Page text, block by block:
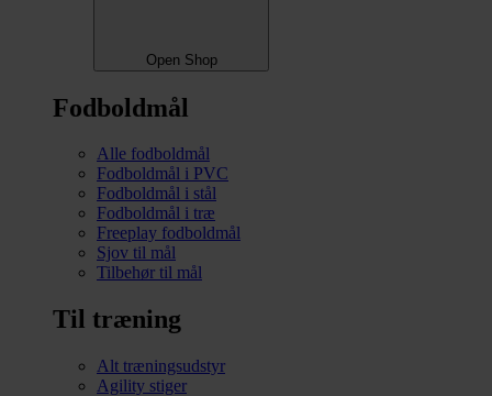
Open Shop
Fodboldmål
Alle fodboldmål
Fodboldmål i PVC
Fodboldmål i stål
Fodboldmål i træ
Freeplay fodboldmål
Sjov til mål
Tilbehør til mål
Til træning
Alt træningsudstyr
Agility stiger